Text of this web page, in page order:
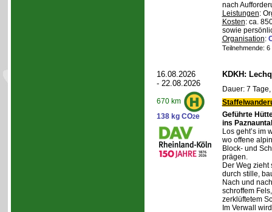
nach
Leistungen:
Kosten: ca.
sowie
Organisation:
Teilnehmende:
16.08.2026
- 22.08.2026
670 km
138 kg CO2e
KDKH:
Dauer: 7
Geführte
ins Paznauntal
Los geht’s im
wo offene
Block- und
prägen.
Der Weg
durch stille,
Nach und
schroffem
zerklüftetem
Im Verwall